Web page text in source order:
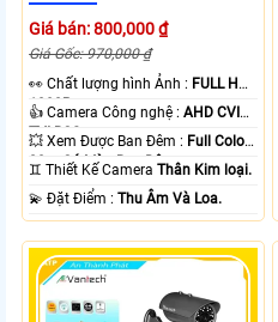
Giá bán: 800,000 ₫
Giá Gốc: 970,000 ₫
️👀 Chất lượng hình Ảnh : FULL HD
1080P .
👍 Camera Công nghệ :AHD CVI
TVI BCS.
💥 Xem Được Ban Đêm : Full Color
20m Có Màu Ban Ðêm.
♊ Thiết Kế CameraThân Kim loại.
️💫 Đặt Điểm :Thu Âm Và Loa.